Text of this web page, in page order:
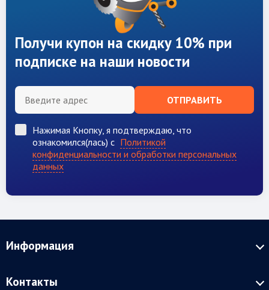
Получи купон на скидку 10% при
подписке на наши новости
ОТПРАВИТЬ
Нажимая Кнопку, я подтверждаю, что
ознакомился(лась) с Политикой
конфиденциальности и обработки персональных
данных
Информация
Контакты